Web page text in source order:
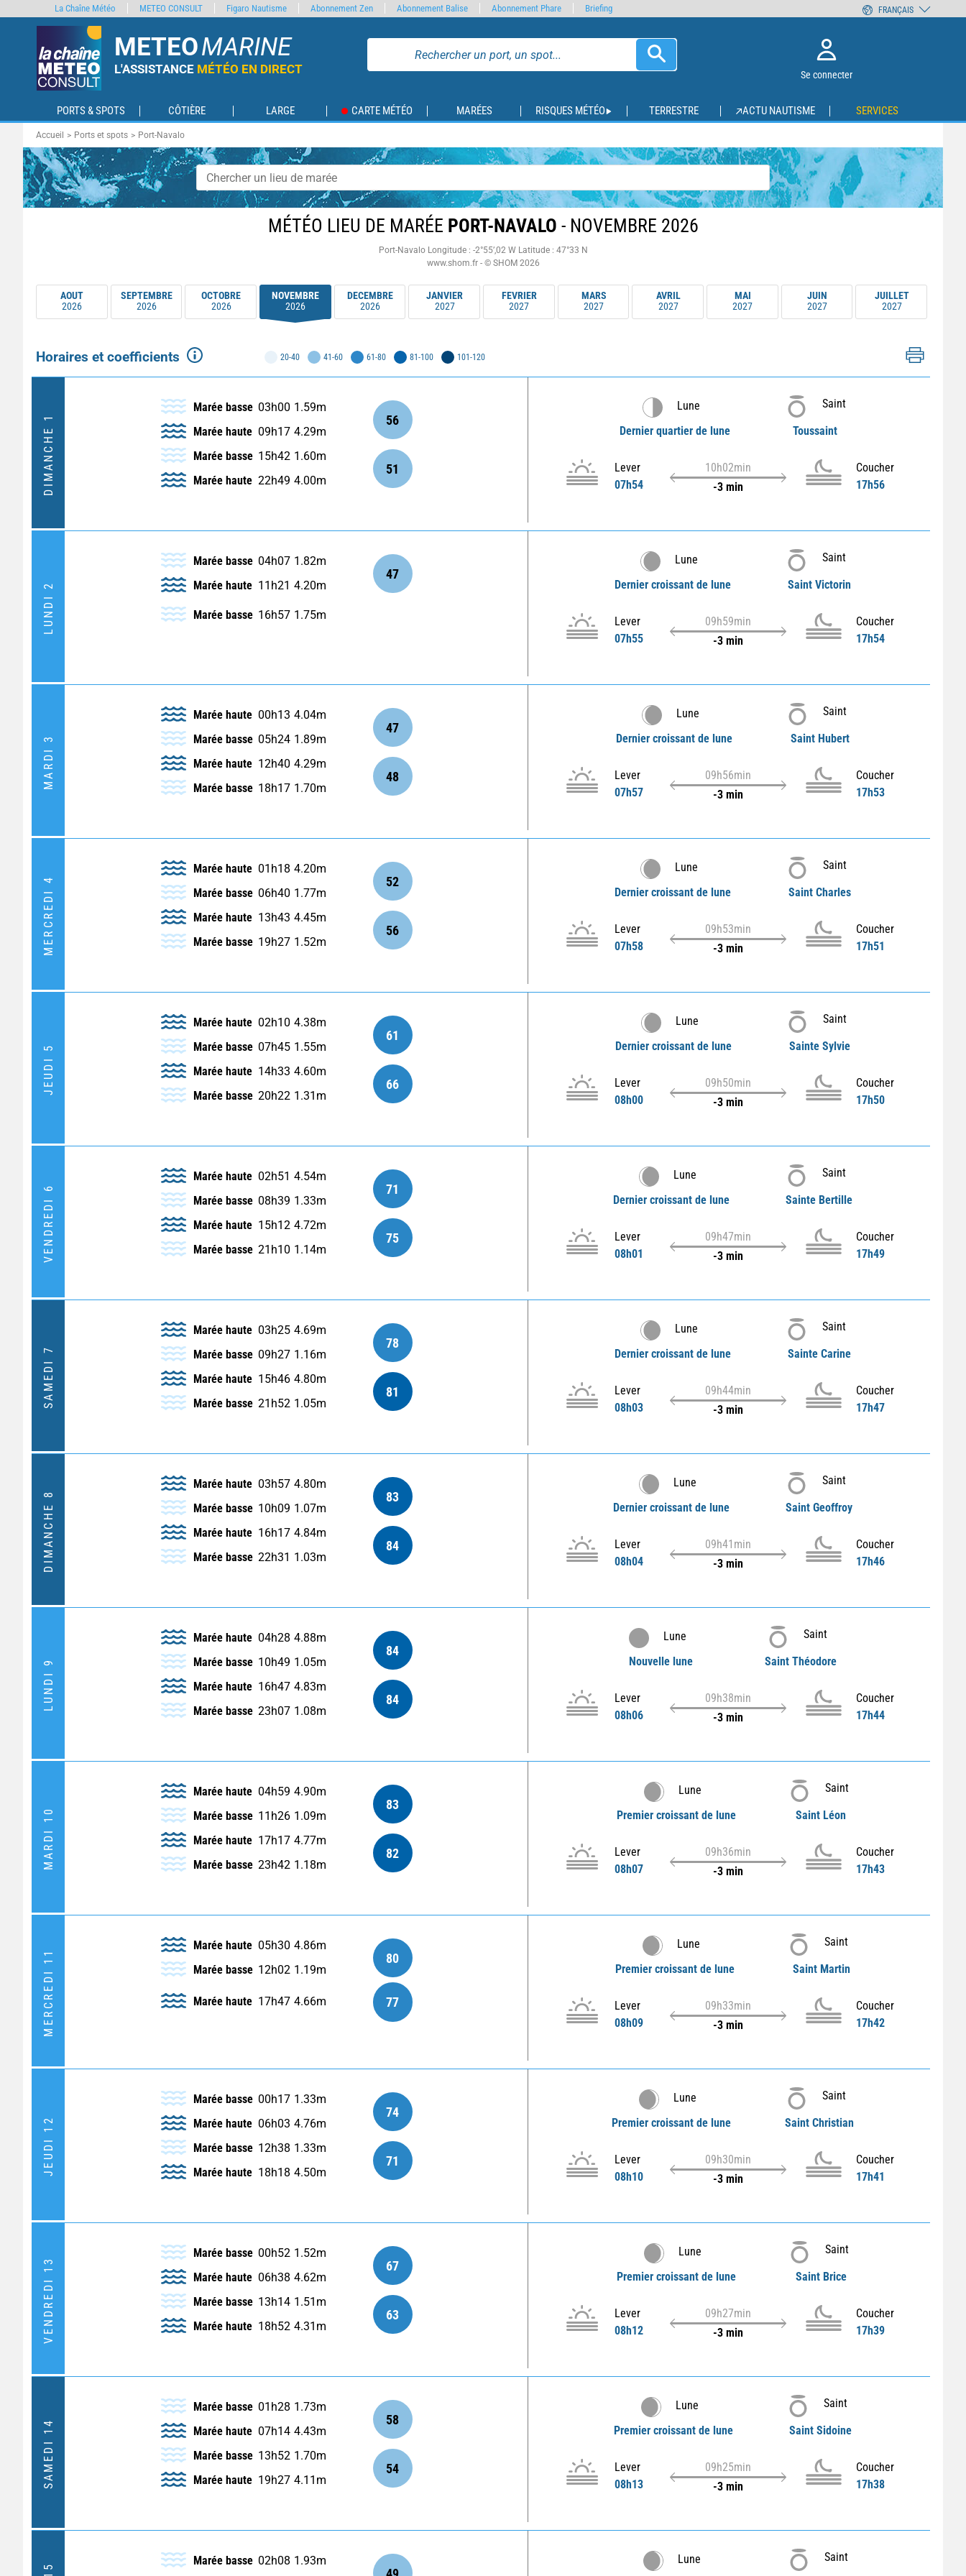
METEOMARINE
L'ASSISTANCE MÉTÉO EN DIRECT Se connecter
PORTS & SPOTS CÔTIÈRE LARGE CARTE MÉTÉO MARÉES RISQUES MÉTÉO TERRESTRE ACTU NAUTISME SERVICES
Accueil Ports et spots Port-Navalo
MÉTÉO LIEU DE MARÉE PORT-NAVALO - NOVEMBRE 2026
Port-Navalo Longitude : -2°55’,02 W Latitude : 47°33 N
www.shom.fr - © SHOM 2026
AOUT
2026
SEPTEMBRE
2026
OCTOBRE
2026
NOVEMBRE
2026
DECEMBRE
2026
JANVIER
2027
FEVRIER
2027
MARS
2027
AVRIL
2027
MAI
2027
JUIN
2027
JUILLET
2027
Horaires et coefficients 20-40 41-60 61-80 81-100 101-120
DIMANCHE 1
Marée basse 03h00 1.59m
Marée haute 09h17 4.29m
56
Marée basse 15h42 1.60m
Marée haute 22h49 4.00m
51
Lune
Dernier quartier de lune
Saint
Toussaint
Lever
07h54
10h02min
-3 min
Coucher
17h56
LUNDI 2
Marée basse 04h07 1.82m
Marée haute 11h21 4.20m
47
Marée basse 16h57 1.75m
Lune
Dernier croissant de lune
Saint
Saint Victorin
Lever
07h55
09h59min
-3 min
Coucher
17h54
MARDI 3
Marée haute 00h13 4.04m
Marée basse 05h24 1.89m
47
Marée haute 12h40 4.29m
Marée basse 18h17 1.70m
48
Lune
Dernier croissant de lune
Saint
Saint Hubert
Lever
07h57
09h56min
-3 min
Coucher
17h53
MERCREDI 4
Marée haute 01h18 4.20m
Marée basse 06h40 1.77m
52
Marée haute 13h43 4.45m
Marée basse 19h27 1.52m
56
Lune
Dernier croissant de lune
Saint
Saint Charles
Lever
07h58
09h53min
-3 min
Coucher
17h51
JEUDI 5
Marée haute 02h10 4.38m
Marée basse 07h45 1.55m
61
Marée haute 14h33 4.60m
Marée basse 20h22 1.31m
66
Lune
Dernier croissant de lune
Saint
Sainte Sylvie
Lever
08h00
09h50min
-3 min
Coucher
17h50
VENDREDI 6
Marée haute 02h51 4.54m
Marée basse 08h39 1.33m
71
Marée haute 15h12 4.72m
Marée basse 21h10 1.14m
75
Lune
Dernier croissant de lune
Saint
Sainte Bertille
Lever
08h01
09h47min
-3 min
Coucher
17h49
SAMEDI 7
Marée haute 03h25 4.69m
Marée basse 09h27 1.16m
78
Marée haute 15h46 4.80m
Marée basse 21h52 1.05m
81
Lune
Dernier croissant de lune
Saint
Sainte Carine
Lever
08h03
09h44min
-3 min
Coucher
17h47
DIMANCHE 8
Marée haute 03h57 4.80m
Marée basse 10h09 1.07m
83
Marée haute 16h17 4.84m
Marée basse 22h31 1.03m
84
Lune
Dernier croissant de lune
Saint
Saint Geoffroy
Lever
08h04
09h41min
-3 min
Coucher
17h46
LUNDI 9
Marée haute 04h28 4.88m
Marée basse 10h49 1.05m
84
Marée haute 16h47 4.83m
Marée basse 23h07 1.08m
84
Lune
Nouvelle lune
Saint
Saint Théodore
Lever
08h06
09h38min
-3 min
Coucher
17h44
MARDI 10
Marée haute 04h59 4.90m
Marée basse 11h26 1.09m
83
Marée haute 17h17 4.77m
Marée basse 23h42 1.18m
82
Lune
Premier croissant de lune
Saint
Saint Léon
Lever
08h07
09h36min
-3 min
Coucher
17h43
MERCREDI 11
Marée haute 05h30 4.86m
Marée basse 12h02 1.19m
80
Marée haute 17h47 4.66m 77
Lune
Premier croissant de lune
Saint
Saint Martin
Lever
08h09
09h33min
-3 min
Coucher
17h42
JEUDI 12
Marée basse 00h17 1.33m
Marée haute 06h03 4.76m
74
Marée basse 12h38 1.33m
Marée haute 18h18 4.50m
71
Lune
Premier croissant de lune
Saint
Saint Christian
Lever
08h10
09h30min
-3 min
Coucher
17h41
VENDREDI 13
Marée basse 00h52 1.52m
Marée haute 06h38 4.62m
67
Marée basse 13h14 1.51m
Marée haute 18h52 4.31m
63
Lune
Premier croissant de lune
Saint
Saint Brice
Lever
08h12
09h27min
-3 min
Coucher
17h39
SAMEDI 14
Marée basse 01h28 1.73m
Marée haute 07h14 4.43m
58
Marée basse 13h52 1.70m
Marée haute 19h27 4.11m
54
Lune
Premier croissant de lune
Saint
Saint Sidoine
Lever
08h13
09h25min
-3 min
Coucher
17h38
Marée basse 02h08 1.93m Lune Saint
La Chaîne Météo METEO CONSULT Figaro Nautisme Abonnement Zen Abonnement Balise Abonnement Phare Briefing FRANÇAIS